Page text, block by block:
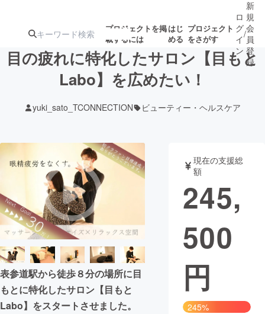
プロジェクトを掲
載するには
はじ
める
プロジェクト
をさがす
ジェクト
ターン
ジェクト
ロジェクト
されます
アート・写真 音楽
テクノロジー・ガジェット ゲーム・サ
映像・映画
ビジネス・起業
まちづくり・地域活性化
ロ
グ
イ
ン
/
新
規
会
員
登
録
目の疲れに特化したサロン【目もと
Labo】を広めたい！
yuki_sato_TCONNECTION ビューティー・ヘルスケア
表参道駅から徒歩８分の場所に目
もとに特化したサロン【目もと
Labo】をスタートさせました。
現在の支援総
額
245,
500
円
245%